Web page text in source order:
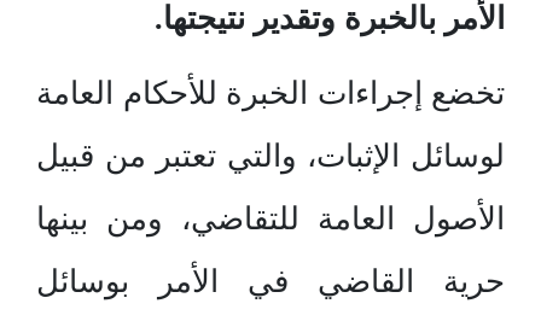
الأمر بالخبرة وتقدير نتيجتها.
تخضع إجراءات الخبرة للأحكام العامة
لوسائل الإثبات، والتي تعتبر من قبيل
الأصول العامة للتقاضي، ومن بينها
حرية القاضي في الأمر بوسائل